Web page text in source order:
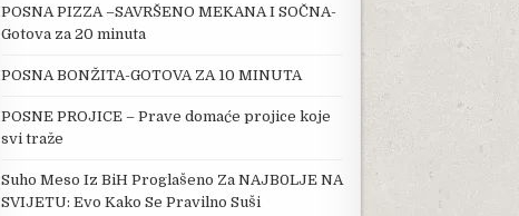
POSNA PIZZA –SAVRŠENO MEKANA I SOČNA-
Gotova za 20 minuta
POSNA BONŽITA-GOTOVA ZA 10 MINUTA
POSNE PROJICE – Prave domaće projice koje
svi traže
Suho Meso Iz BiH Proglašeno Za NAJB0LJE NA
SVIJETU: Evo Kako Se Pravilno Suši